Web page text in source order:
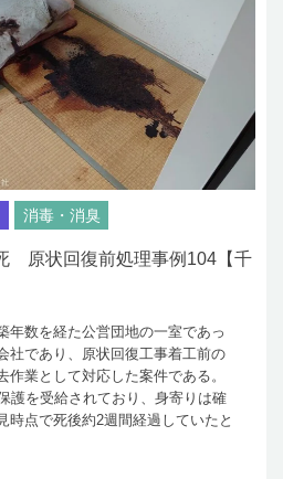
消毒・消臭
原状回復前処理事例104【千
年数を経た公営団地の一室であっ
社であり、原状回復工事着工前の
業として対応した案件である。
護を受給されており、身寄りは確
時点で死後約2週間経過していたと